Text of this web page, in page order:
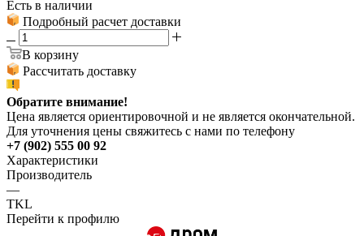
Есть в наличии
Подробный расчет доставки
В корзину
Рассчитать доставку
Обратите внимание!
Цена является ориентировочной и не является окончательной.
Для уточнения цены свяжитесь с нами по телефону
+7 (902) 555 00 92
Характеристики
Производитель
—
TKL
Перейти к профилю